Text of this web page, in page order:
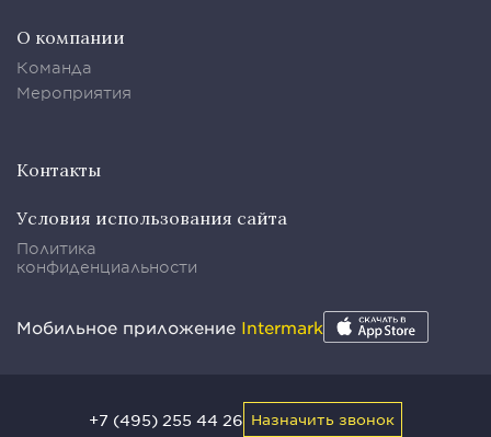
О компании
Команда
Мероприятия
Контакты
Условия использования сайта
Политика
конфиденциальности
Мобильное приложение Intermark
+7 (495) 255 44 26 Назначить звонок